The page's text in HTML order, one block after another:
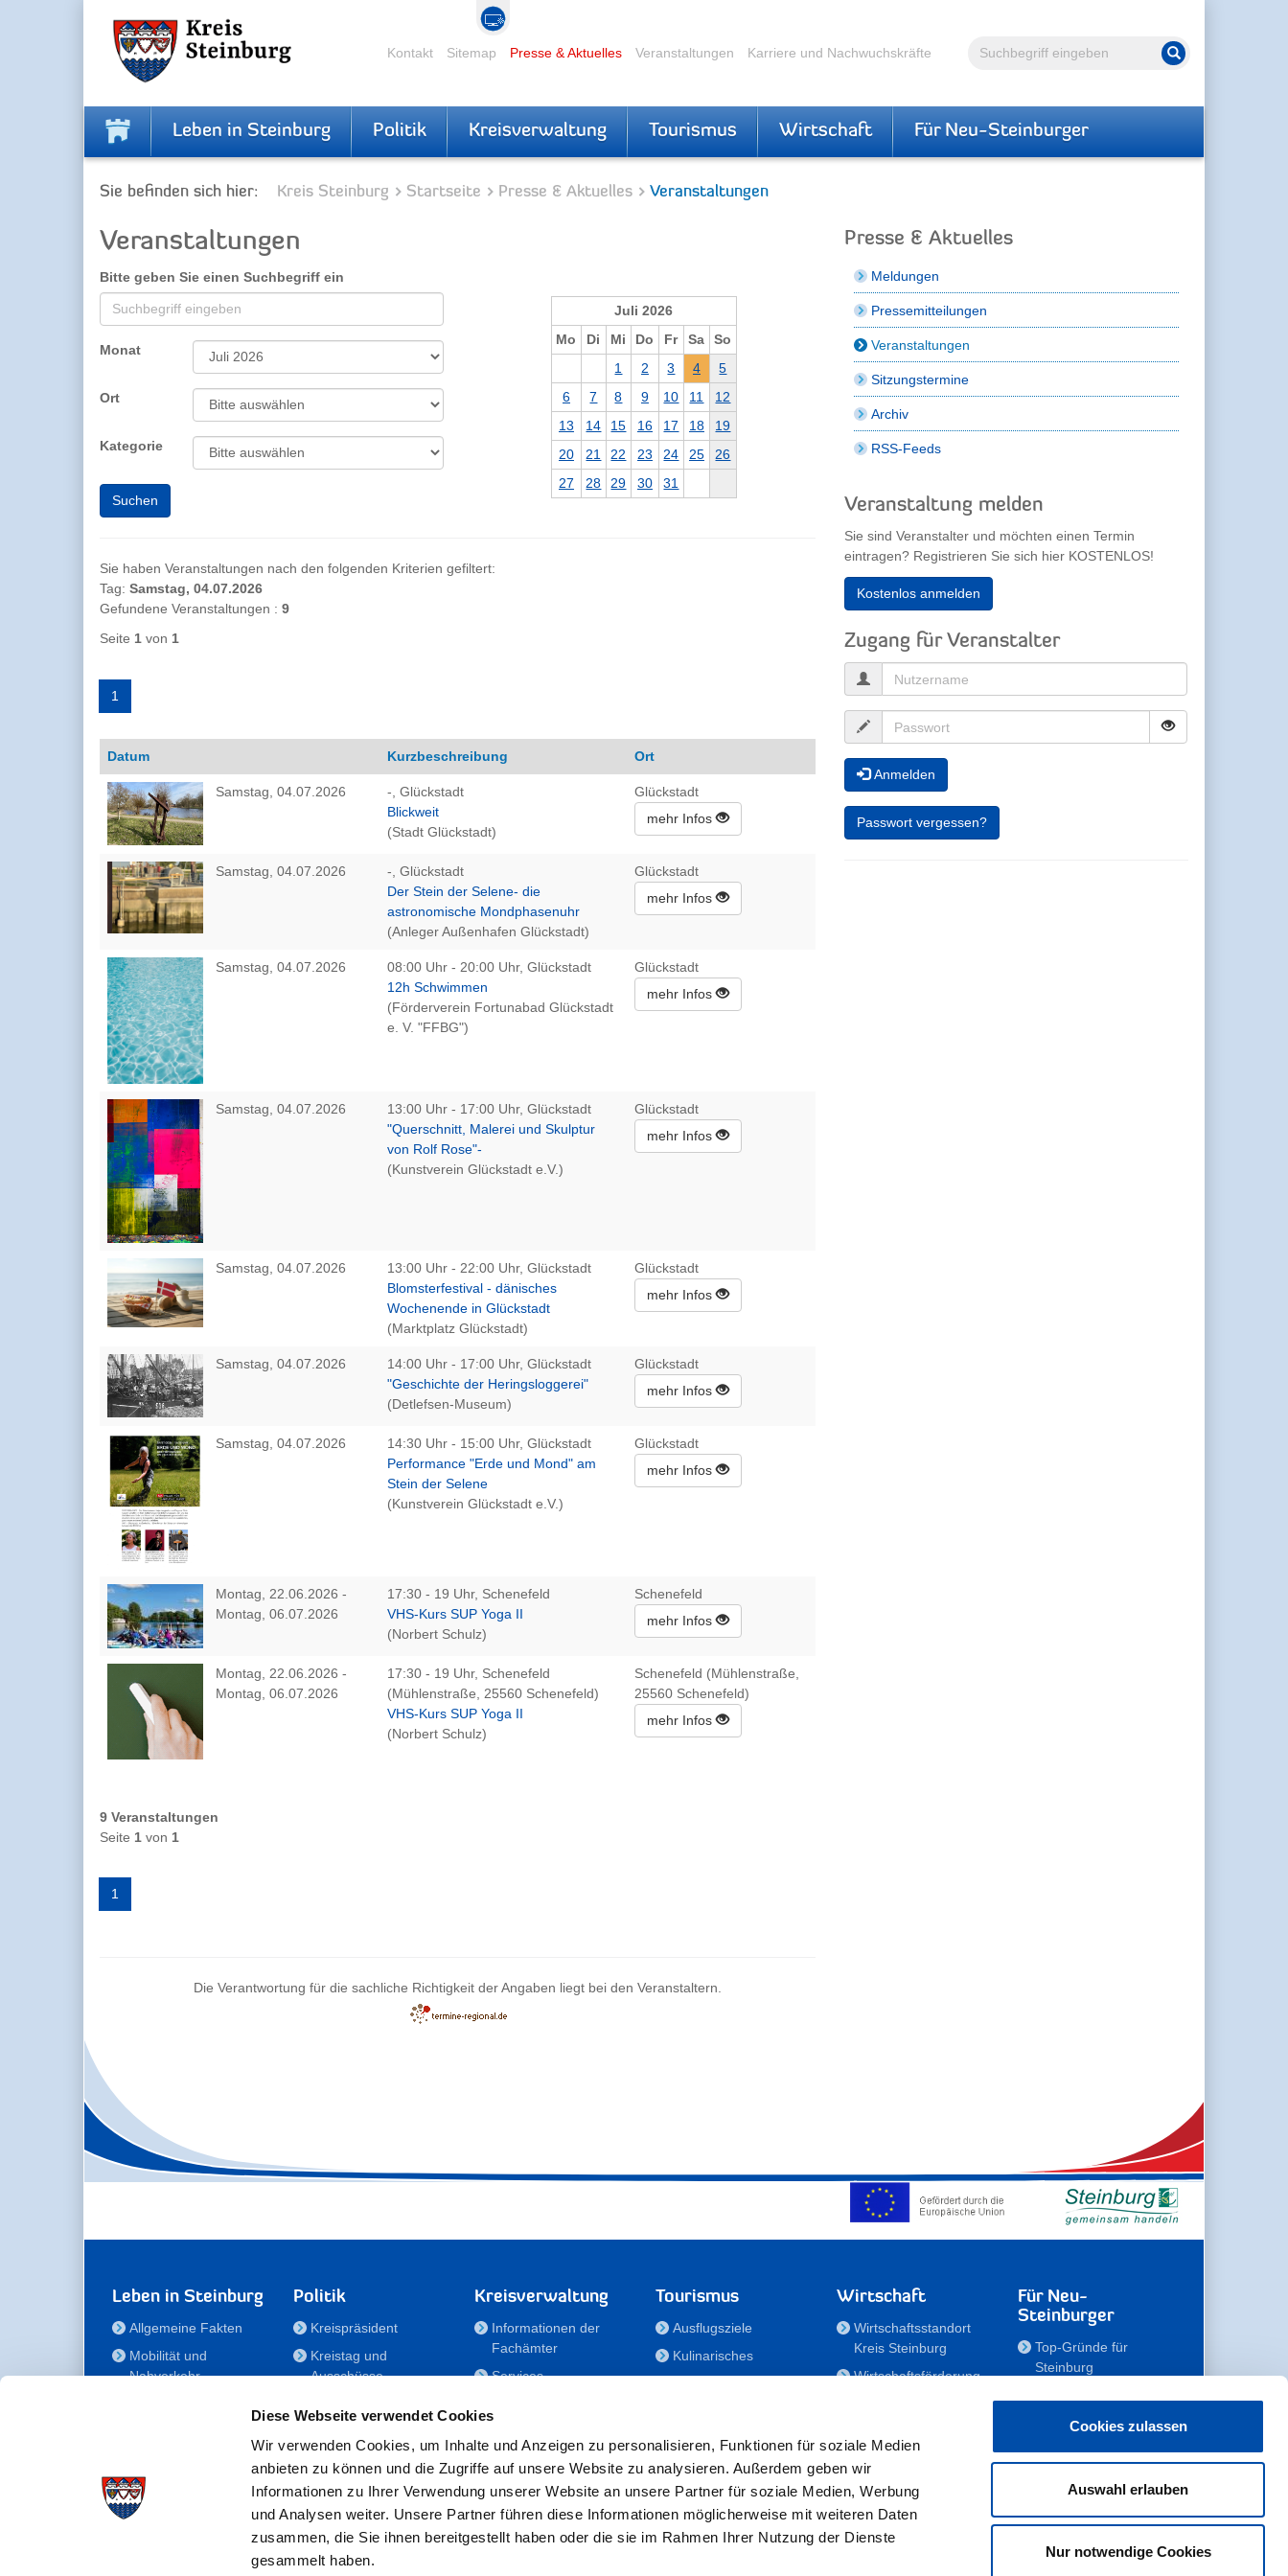
Diese Webseite verwendet Cookies
Wir verwenden Cookies, um Inhalte und Anzeigen zu personalisieren, Funktionen für soziale Medien
anbieten zu können und die Zugriffe auf unsere Website zu analysieren. Außerdem geben wir
Informationen zu Ihrer Verwendung unserer Website an unsere Partner für soziale Medien, Werbung
und Analysen weiter. Unsere Partner führen diese Informationen möglicherweise mit weiteren Daten
zusammen, die Sie ihnen bereitgestellt haben oder die sie im Rahmen Ihrer Nutzung der Dienste
gesammelt haben.
Cookies zulassen
Auswahl erlauben
Nur notwendige Cookies
Volltextsuche Suche starten
Kontakt Sitemap Presse & Aktuelles Veranstaltungen Karriere und Nachwuchskräfte
Leben in Steinburg Politik Kreisverwaltung Tourismus Wirtschaft Für Neu-Steinburger
Sie befinden sich hier: Kreis Steinburg Startseite Presse & Aktuelles Veranstaltungen
Veranstaltungen
Juli 2026
Mo
Di Mi Do Fr Sa
So
1
2 3 4
5
6
7 8 9 10 11
12
13
14 15 16 17 18
19
20
21 22 23 24 25
26
27
28 29 30 31
Bitte geben Sie einen Suchbegriff ein
Monat
Ort
Kategorie
Sie haben Veranstaltungen nach den folgenden Kriterien gefiltert:
Tag: Samstag, 04.07.2026
Gefundene Veranstaltungen : 9
Seite 1 von 1
1
Datum Kurzbeschreibung Ort
Samstag, 04.07.2026
-, Glückstadt
Blickweit
(Stadt Glückstadt)
Glückstadt
mehr Infos
Samstag, 04.07.2026
-, Glückstadt
Der Stein der Selene- die
astronomische Mondphasenuhr
(Anleger Außenhafen Glückstadt)
Glückstadt
mehr Infos
Samstag, 04.07.2026
08:00 Uhr - 20:00 Uhr, Glückstadt
12h Schwimmen
(Förderverein Fortunabad Glückstadt
e. V. "FFBG")
Glückstadt
mehr Infos
Samstag, 04.07.2026
13:00 Uhr - 17:00 Uhr, Glückstadt
"Querschnitt, Malerei und Skulptur
von Rolf Rose"-
(Kunstverein Glückstadt e.V.)
Glückstadt
mehr Infos
Samstag, 04.07.2026
13:00 Uhr - 22:00 Uhr, Glückstadt
Blomsterfestival - dänisches
Wochenende in Glückstadt
(Marktplatz Glückstadt)
Glückstadt
mehr Infos
Samstag, 04.07.2026
14:00 Uhr - 17:00 Uhr, Glückstadt
"Geschichte der Heringsloggerei"
(Detlefsen-Museum)
Glückstadt
mehr Infos
Samstag, 04.07.2026
14:30 Uhr - 15:00 Uhr, Glückstadt
Performance "Erde und Mond" am
Stein der Selene
(Kunstverein Glückstadt e.V.)
Glückstadt
mehr Infos
Montag, 22.06.2026 -
Montag, 06.07.2026
17:30 - 19 Uhr, Schenefeld
VHS-Kurs SUP Yoga II
(Norbert Schulz)
Schenefeld
mehr Infos
Montag, 22.06.2026 -
Montag, 06.07.2026
17:30 - 19 Uhr, Schenefeld
(Mühlenstraße, 25560 Schenefeld)
VHS-Kurs SUP Yoga II
(Norbert Schulz)
Schenefeld (Mühlenstraße,
25560 Schenefeld)
mehr Infos
9 Veranstaltungen
Seite 1 von 1
1
Die Verantwortung für die sachliche Richtigkeit der Angaben liegt bei den Veranstaltern.
Presse & Aktuelles
Meldungen
Pressemitteilungen
Veranstaltungen
Sitzungstermine
Archiv
RSS-Feeds
Veranstaltung melden
Sie sind Veranstalter und möchten einen Termin
eintragen? Registrieren Sie sich hier KOSTENLOS!
Kostenlos anmelden
Zugang für Veranstalter
Anmelden
Passwort vergessen?
Leben in Steinburg
Allgemeine Fakten
Mobilität und
Nahverkehr
Gesundheit
Bildung
Politik
Kreispräsident
Kreistag und
Ausschüsse
für Menschen mit
Behinderung
Der
Kreisseniorenbeirat
Förderstiftung
Fördergesellschaft/Sportförderung
Kreisverwaltung
Informationen der
Fachämter
Services
Nachwuchskräfte
Notdienste
Bekanntmachungen
Formulare/Downloads
RSS-Feeds
Tourismus
Ausflugsziele
Kulinarisches
Veranstaltungen
Wirtschaft
Wirtschaftsstandort
Kreis Steinburg
Wirtschaftsförderung
Zahlen, Daten,
Fakten
Gewerbeflächen
Für Neu-
Steinburger
Top-Gründe für
Steinburg
Meine Immobilie
Erholen